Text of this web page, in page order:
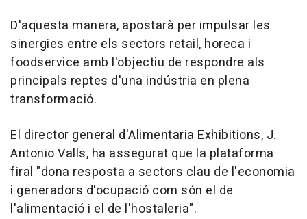
D'aquesta manera, apostarà per impulsar les
sinergies entre els sectors retail, horeca i
foodservice amb l'objectiu de respondre als
principals reptes d'una indústria en plena
transformació.
El director general d'Alimentaria Exhibitions, J.
Antonio Valls, ha assegurat que la plataforma
firal "dona resposta a sectors clau de l'economia
i generadors d'ocupació com són el de
l'alimentació i el de l'hostaleria".